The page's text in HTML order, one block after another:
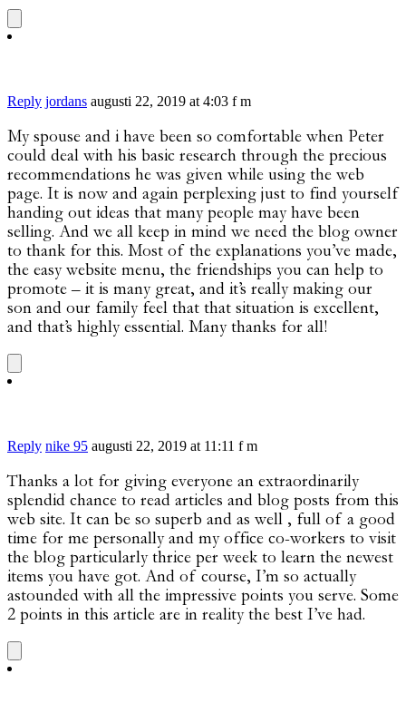
Reply jordans augusti 22, 2019 at 4:03 f m
My spouse and i have been so comfortable when Peter
could deal with his basic research through the precious
recommendations he was given while using the web
page. It is now and again perplexing just to find yourself
handing out ideas that many people may have been
selling. And we all keep in mind we need the blog owner
to thank for this. Most of the explanations you’ve made,
the easy website menu, the friendships you can help to
promote – it is many great, and it’s really making our
son and our family feel that that situation is excellent,
and that’s highly essential. Many thanks for all!
Reply nike 95 augusti 22, 2019 at 11:11 f m
Thanks a lot for giving everyone an extraordinarily
splendid chance to read articles and blog posts from this
web site. It can be so superb and as well , full of a good
time for me personally and my office co-workers to visit
the blog particularly thrice per week to learn the newest
items you have got. And of course, I’m so actually
astounded with all the impressive points you serve. Some
2 points in this article are in reality the best I’ve had.